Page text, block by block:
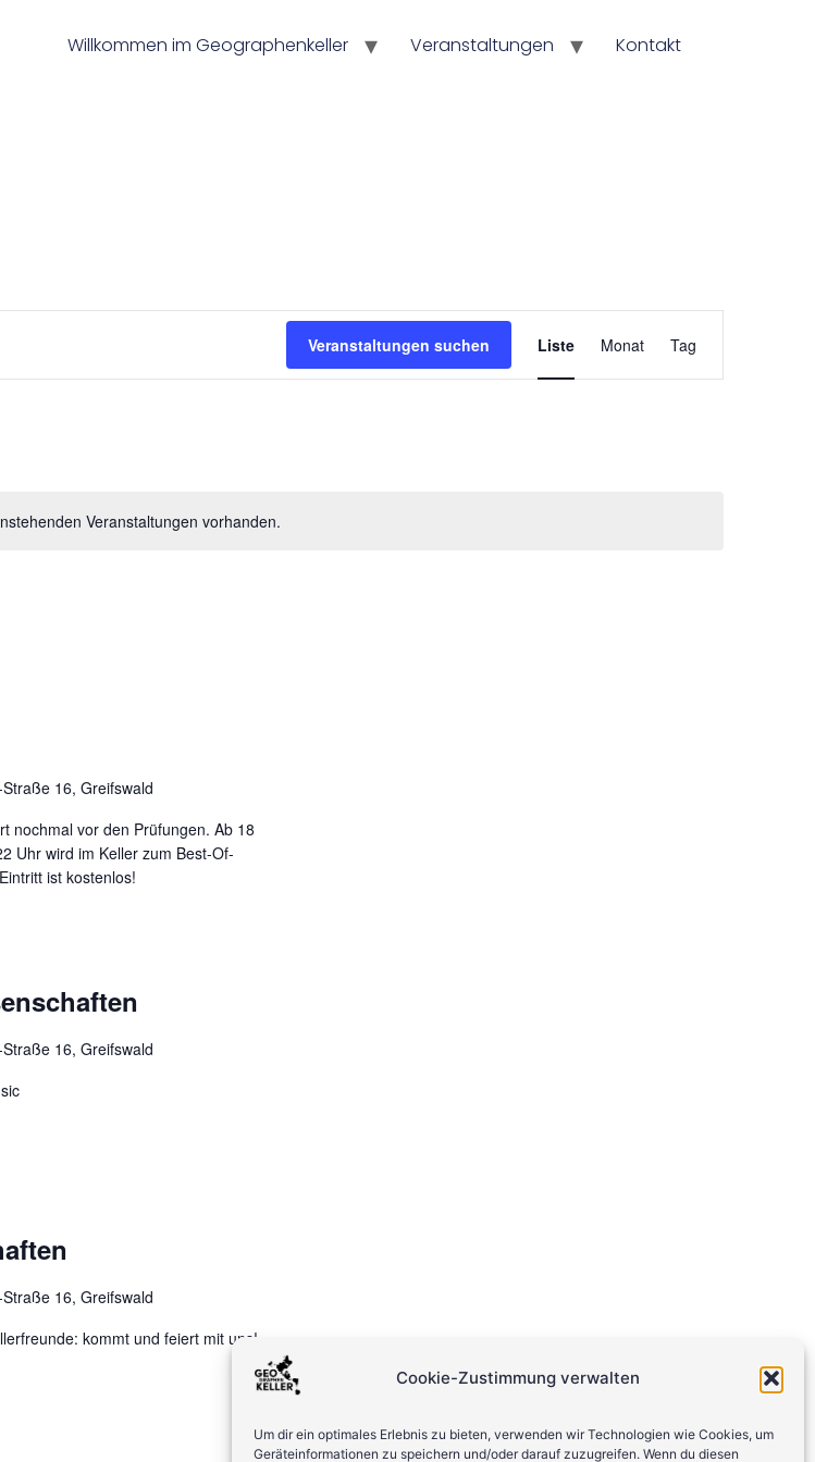
Cookie-Zustimmung verwalten
Um dir ein optimales Erlebnis zu bieten, verwenden wir Technologien wie Cookies, um
Geräteinformationen zu speichern und/oder darauf zuzugreifen. Wenn du diesen
Willkommen im Geographenkeller Veranstaltungen Kontakt
Veranstaltungen vorhanden.
Veranstaltungen suchen
Ansichten-
Liste Monat Tag
16, Greifswald
nochmal vor den Prüfungen. Ab 18
Uhr wird im Keller zum Best-Of-
ist kostenlos!
16, Greifswald
16, Greifswald
kommt und feiert mit uns!